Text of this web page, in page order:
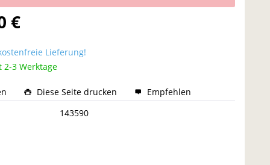
€
Lieferung!
2-3 Werktage
Diese Seite drucken
Empfehlen
143590